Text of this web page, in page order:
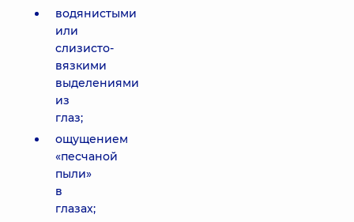
водянистыми
или
слизисто-
вязкими
выделениями
из
глаз;
ощущением
«песчаной
пыли»
в
глазах;